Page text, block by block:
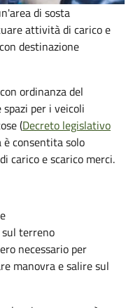
di sosta
attività di carico e
destinazione
ordinanza del
per i veicoli
(Decreto legislativo
è consentita solo
carico e scarico merci.
terreno
necessario per
manovra e salire sul